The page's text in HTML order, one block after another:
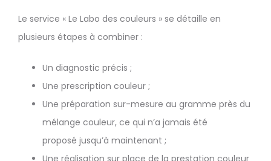
Le service « Le Labo des couleurs » se détaille en
plusieurs étapes à combiner :
Un diagnostic précis ;
Une prescription couleur ;
Une préparation sur-mesure au gramme près du
mélange couleur, ce qui n’a jamais été
proposé jusqu’à maintenant ;
Une réalisation sur place de la prestation couleur